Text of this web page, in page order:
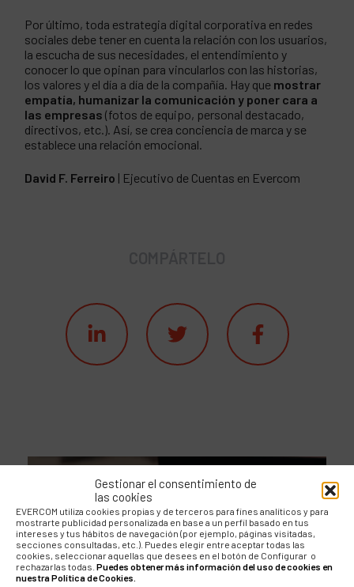
Gestionar el consentimiento de
las cookies
EVERCOM utiliza cookies propias y de terceros para fines analíticos y para
mostrarte publicidad personalizada en base a un perfil basado en tus
intereses y tus hábitos de navegación (por ejemplo, páginas visitadas,
secciones consultadas, etc.). Puedes elegir entre aceptar todas las
cookies, seleccionar aquellas que desees en el botón de Configurar o
rechazarlas todas. Puedes obtener más información del uso de cookies en
nuestra Política de Cookies.
Por último, toda estrategia digital corporativa en redes
sociales debe tener en cuenta la relación con los usuarios,
la escucha de sus necesidades, el entendimiento y
conocer lo que opinan para vincularlos con las historias,
los valores y el día a día de la compañía. Hay que mostrar
empatía, humanizar la comunicación y poner cara a
las empresas (fotos de equipo, personal destacado,
directivos, etc.). Así, se crea conciencia de marca y se
establece una relación emocional.
David F. Ferreiro | Ejecutivo de Cuentas en Evercom
EVERPOLITICS
Elecciones Generales
2023: Feijóo gana pero
Sánchez resiste